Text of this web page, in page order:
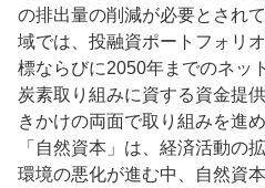
の排出量の削減が必要とされ
域では、投融資ポートフォリ
標ならびに2050年までのネッ
炭素取り組みに資する資金提
きかけの両面で取り組みを進
「自然資本」は、経済活動の
環境の悪化が進む中、自然資